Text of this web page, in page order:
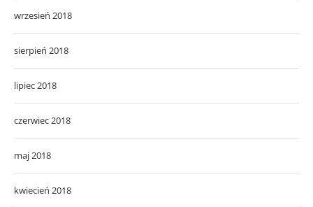
wrzesień 2018
sierpień 2018
lipiec 2018
czerwiec 2018
maj 2018
kwiecień 2018